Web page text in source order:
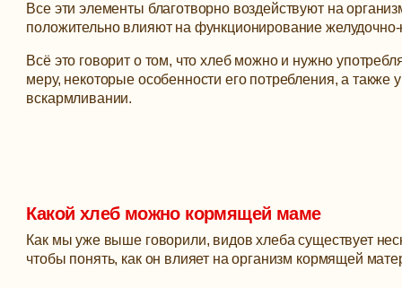
Все эти элементы благотворно воздействуют на
положительно влияют на функционирование
Всё это говорит о том, что хлеб можно и нужно
меру, некоторые особенности его потребления, а
вскармливании.
Какой хлеб можно кормящей маме
Как мы уже выше говорили, видов хлеба существует
чтобы понять, как он влияет на организм кормящей